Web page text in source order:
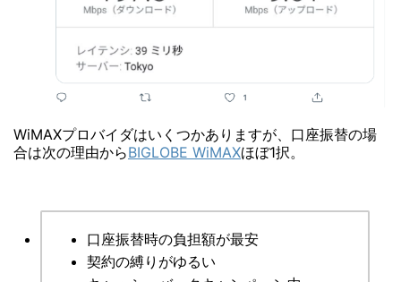
WiMAXプロバイダはいくつかありますが、口座振替の場
合は次の理由からBIGLOBE WiMAXほぼ1択。
口座振替時の負担額が最安
契約の縛りがゆるい